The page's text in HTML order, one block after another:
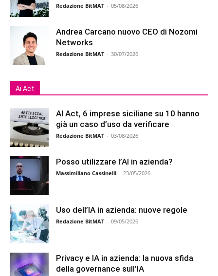
Redazione BitMAT - 05/08/2026
Andrea Carcano nuovo CEO di Nozomi
Networks
Redazione BitMAT - 30/07/2026
Ai Act
AI Act, 6 imprese siciliane su 10 hanno
già un caso d’uso da verificare
Redazione BitMAT - 03/08/2026
Posso utilizzare l’AI in azienda?
Massimiliano Cassinelli - 23/05/2026
Uso dell’IA in azienda: nuove regole
Redazione BitMAT - 09/05/2026
Privacy e IA in azienda: la nuova sfida
della governance sull’IA